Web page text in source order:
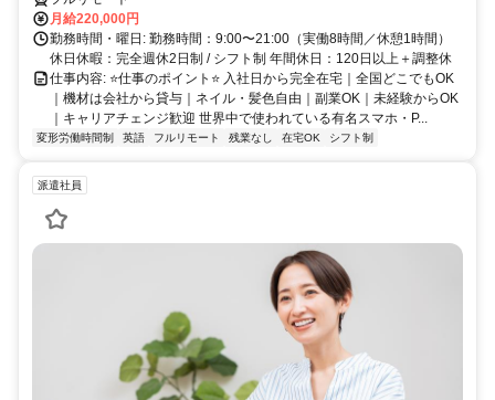
月給220,000円
勤務時間・曜日: 勤務時間：9:00〜21:00（実働8時間／休憩1時間）
休日休暇：完全週休2日制 / シフト制 年間休日：120日以上＋調整休
仕事内容: ⭐️仕事のポイント⭐️ 入社日から完全在宅｜全国どこでもOK
｜機材は会社から貸与｜ネイル・髪色自由｜副業OK｜未経験からOK
｜キャリアチェンジ歓迎 世界中で使われている有名スマホ・P...
変形労働時間制 英語 フルリモート 残業なし 在宅OK シフト制
派遣社員